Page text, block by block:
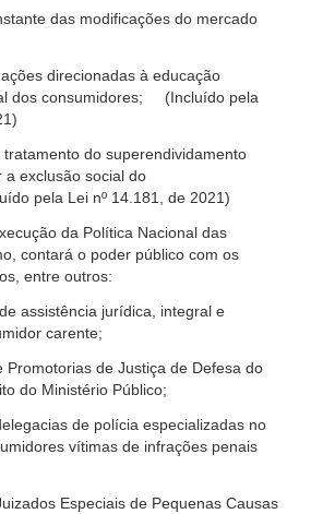
das modificações do mercado
direcionadas à educação
dos consumidores; (Incluído pela
tratamento do superendividamento
exclusão social do
pela Lei nº 14.181, de 2021)
da Política Nacional das
contará o poder público com os
entre outros:
assistência jurídica, integral e
carente;
Promotorias de Justiça de Defesa do
do Ministério Público;
de polícia especializadas no
vítimas de infrações penais
Especiais de Pequenas Causas